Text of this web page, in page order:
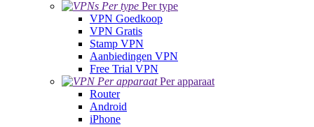
Per type
VPN Goedkoop
VPN Gratis
Stamp VPN
Aanbiedingen VPN
Free Trial VPN
Per apparaat
Router
Android
iPhone